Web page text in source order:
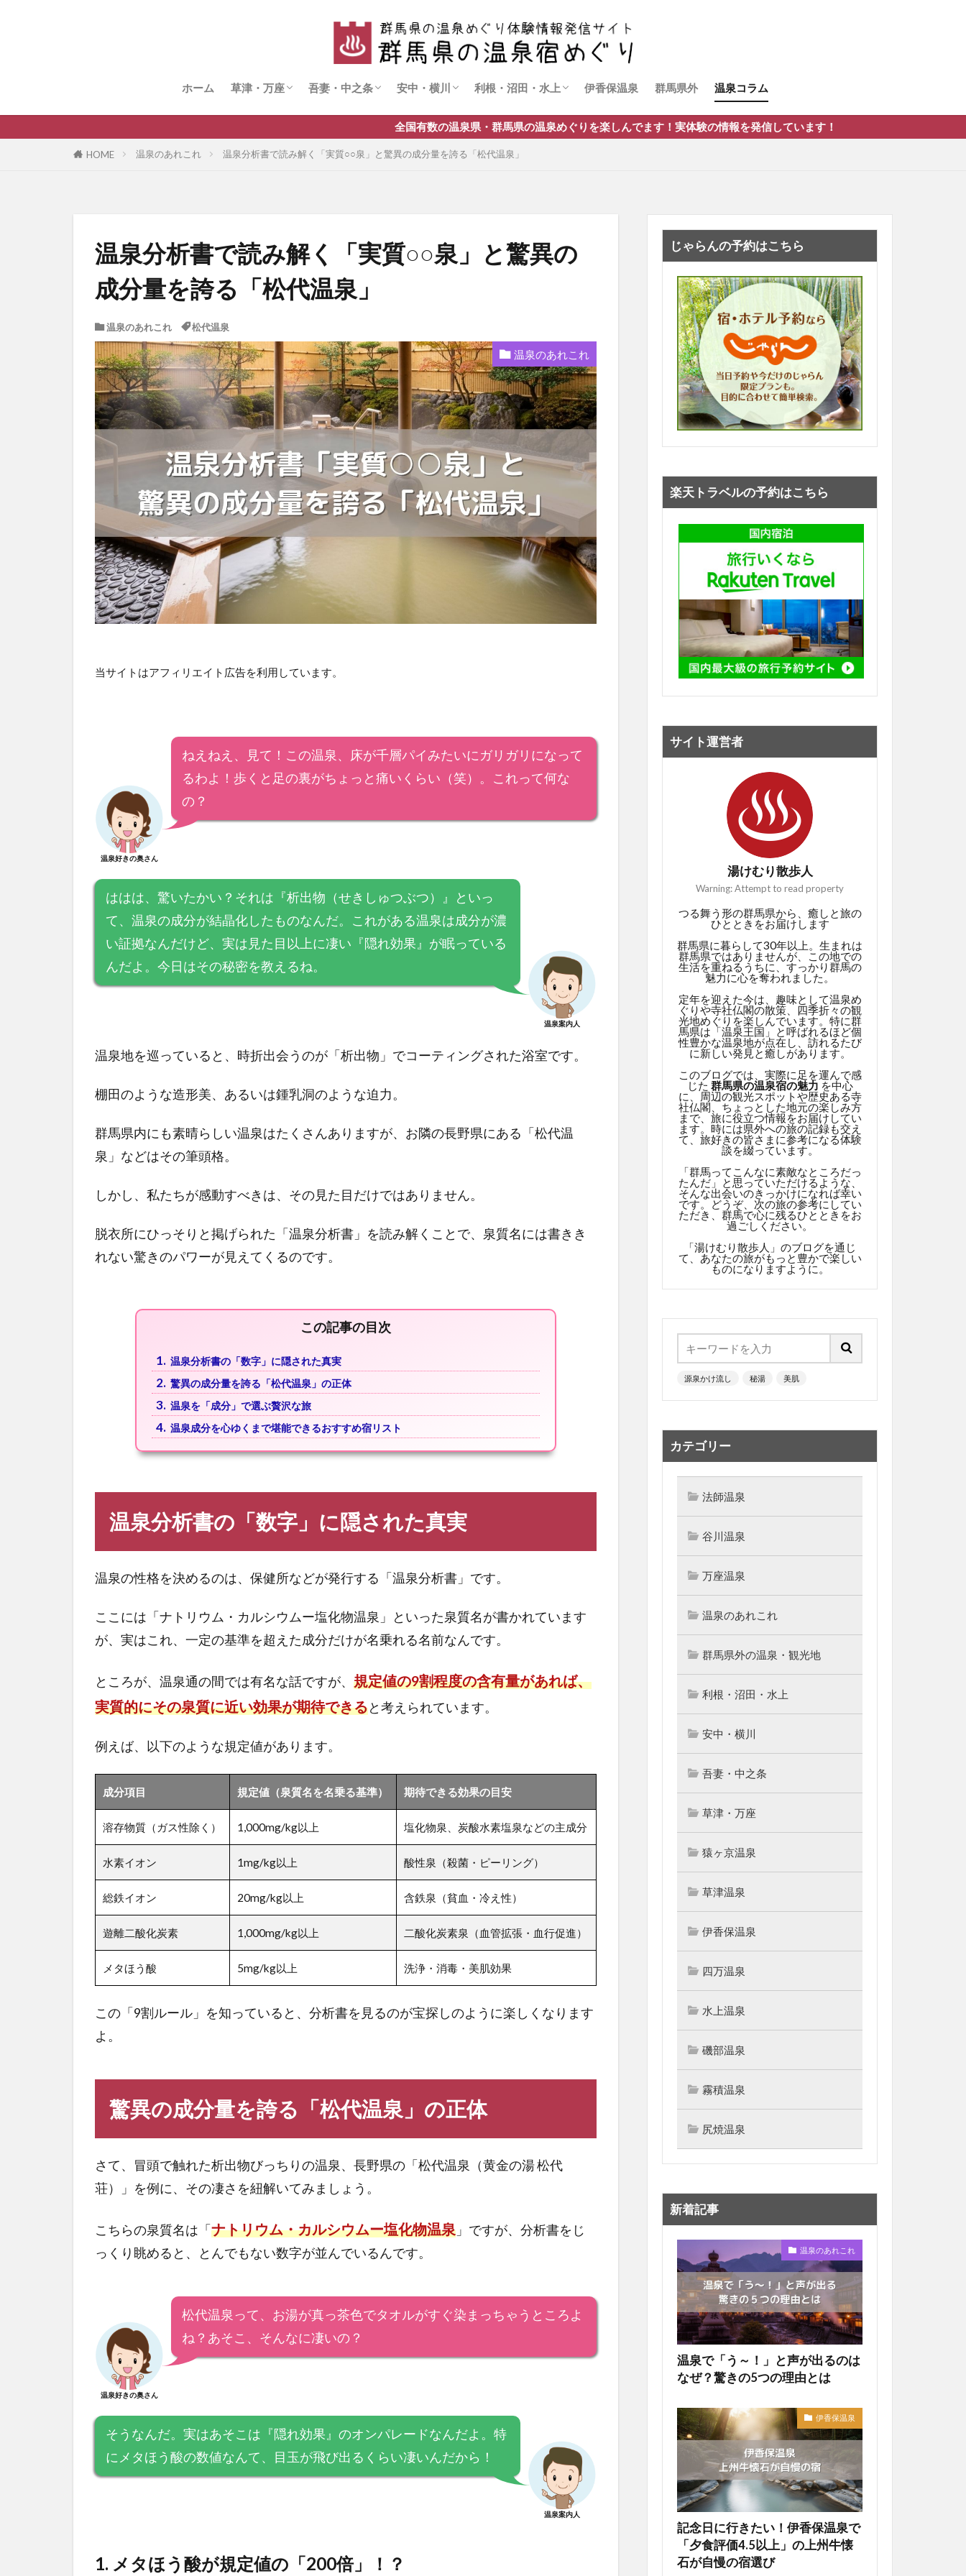
ホーム 草津・万座 吾妻・中之条 安中・横川
磯部温泉
霧積温泉
利根・沼田・水上
法師温泉
猿ヶ京温泉
水上温泉
伊香保温泉 群馬県外 温泉コラム
全国有数の温泉県・群馬県の温泉めぐりを楽しんでます！実体験の情報を発信しています！
HOME 温泉のあれこれ 温泉分析書で読み解く「実質○○泉」と驚異の成分量を誇る「松代温泉」
温泉分析書で読み解く「実質○○泉」と驚異の
成分量を誇る「松代温泉」
温泉のあれこれ 松代温泉
温泉のあれこれ
当サイトはアフィリエイト広告を利用しています。
温泉好きの奥さん
ねえねえ、見て！この温泉、床が千層パイみたいにガリガリになって
るわよ！歩くと足の裏がちょっと痛いくらい（笑）。これって何な
の？
ははは、驚いたかい？それは『析出物（せきしゅつぶつ）』といっ
て、温泉の成分が結晶化したものなんだ。これがある温泉は成分が濃
い証拠なんだけど、実は見た目以上に凄い『隠れ効果』が眠っている
んだよ。今日はその秘密を教えるね。
温泉案内人
温泉地を巡っていると、時折出会うのが「析出物」でコーティングされた浴室です。
棚田のような造形美、あるいは鍾乳洞のような迫力。
群馬県内にも素晴らしい温泉はたくさんありますが、お隣の長野県にある「松代温
泉」などはその筆頭格。
しかし、私たちが感動すべきは、その見た目だけではありません。
脱衣所にひっそりと掲げられた「温泉分析書」を読み解くことで、泉質名には書きき
れない驚きのパワーが見えてくるのです。
この記事の目次
1. 温泉分析書の「数字」に隠された真実
2. 驚異の成分量を誇る「松代温泉」の正体
3. 温泉を「成分」で選ぶ贅沢な旅
4. 温泉成分を心ゆくまで堪能できるおすすめ宿リスト
温泉分析書の「数字」に隠された真実
温泉の性格を決めるのは、保健所などが発行する「温泉分析書」です。
ここには「ナトリウム・カルシウムー塩化物温泉」といった泉質名が書かれています
が、実はこれ、一定の基準を超えた成分だけが名乗れる名前なんです。
ところが、温泉通の間では有名な話ですが、 規定値の9割程度の含有量があれば、
実質的にその泉質に近い効果が期待できると考えられています。
例えば、以下のような規定値があります。
成分項目 規定値（泉質名を名乗る基準） 期待できる効果の目安
溶存物質（ガス性除く） 1,000mg/kg以上 塩化物泉、炭酸水素塩泉などの主成分
水素イオン 1mg/kg以上 酸性泉（殺菌・ピーリング）
総鉄イオン 20mg/kg以上 含鉄泉（貧血・冷え性）
遊離二酸化炭素 1,000mg/kg以上 二酸化炭素泉（血管拡張・血行促進）
メタほう酸 5mg/kg以上 洗浄・消毒・美肌効果
この「9割ルール」を知っていると、分析書を見るのが宝探しのように楽しくなります
よ。
驚異の成分量を誇る「松代温泉」の正体
さて、冒頭で触れた析出物びっちりの温泉、長野県の「松代温泉（黄金の湯 松代
荘）」を例に、その凄さを紐解いてみましょう。
こちらの泉質名は「ナトリウム・カルシウムー塩化物温泉 」ですが、分析書をじ
っくり眺めると、とんでもない数字が並んでいるんです。
温泉好きの奥さん
松代温泉って、お湯が真っ茶色でタオルがすぐ染まっちゃうところよ
ね？あそこ、そんなに凄いの？
そうなんだ。実はあそこは『隠れ効果』のオンパレードなんだよ。特
にメタほう酸の数値なんて、目玉が飛び出るくらい凄いんだから！
温泉案内人
1. メタほう酸が規定値の「200倍」！？
じゃらんの予約はこちら
楽天トラベルの予約はこちら
サイト運営者
湯けむり散歩人
Warning: Attempt to read property
つる舞う形の群馬県から、癒しと旅の
ひとときをお届けします
群馬県に暮らして30年以上。生まれは
群馬県ではありませんが、この地での
生活を重ねるうちに、すっかり群馬の
魅力に心を奪われました。
定年を迎えた今は、趣味として温泉め
ぐりや寺社仏閣の散策、四季折々の観
光地めぐりを楽しんでいます。特に群
馬県は「温泉王国」と呼ばれるほど個
性豊かな温泉地が点在し、訪れるたび
に新しい発見と癒しがあります。
このブログでは、実際に足を運んで感
じた 群馬県の温泉宿の魅力 を中心
に、周辺の観光スポットや歴史ある寺
社仏閣、ちょっとした地元の楽しみ方
まで、旅に役立つ情報をお届けしてい
ます。時には県外への旅の記録も交え
て、旅好きの皆さまに参考になる体験
談を綴っています。
「群馬ってこんなに素敵なところだっ
たんだ」と思っていただけるような、
そんな出会いのきっかけになれば幸い
です。どうぞ、次の旅の参考にしてい
ただき、群馬で心に残るひとときをお
過ごしください。
「湯けむり散歩人」のブログを通じ
て、あなたの旅がもっと豊かで楽しい
ものになりますように。
源泉かけ流し 秘湯 美肌
カテゴリー
法師温泉
谷川温泉
万座温泉
温泉のあれこれ
群馬県外の温泉・観光地
利根・沼田・水上
安中・横川
吾妻・中之条
草津・万座
猿ヶ京温泉
草津温泉
伊香保温泉
四万温泉
水上温泉
磯部温泉
霧積温泉
尻焼温泉
新着記事
温泉のあれこれ
温泉で「う～！」と声が出るのは
なぜ？驚きの5つの理由とは
伊香保温泉
記念日に行きたい！伊香保温泉で
「夕食評価4.5以上」の上州牛懐
石が自慢の宿選び